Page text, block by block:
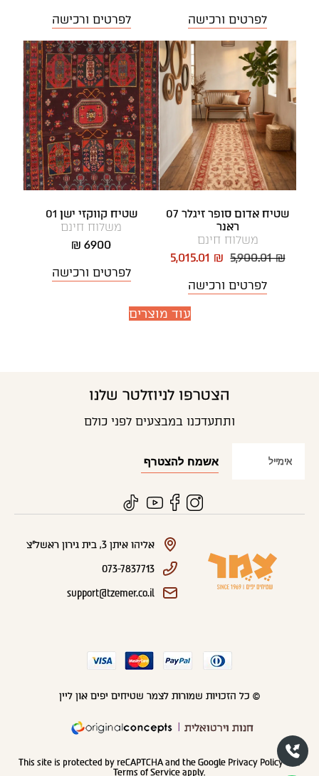
לפרטים ורכישה לפרטים ורכישה
שטיח אדום סופר זיגלר 07
ראנר
משלוח חינם
5,900.01 ₪
5,015.01 ₪
לפרטים ורכישה
שטיח קווקזי ישן 01
משלוח חינם
6900 ₪
לפרטים ורכישה
עוד מוצרים
הצטרפו לניוזלטר שלנו
ותתעדכנו במבצעים לפני כולם
אליהו איתן 3, בית גירון ראשל"צ
073-7837713
support@tzemer.co.il
© כל הזכויות שמורות לצמר שטיחים יפים און ליין
חנות וירטואלית
This site is protected by reCAPTCHA and the Google Privacy Policyand
Terms of Service apply.